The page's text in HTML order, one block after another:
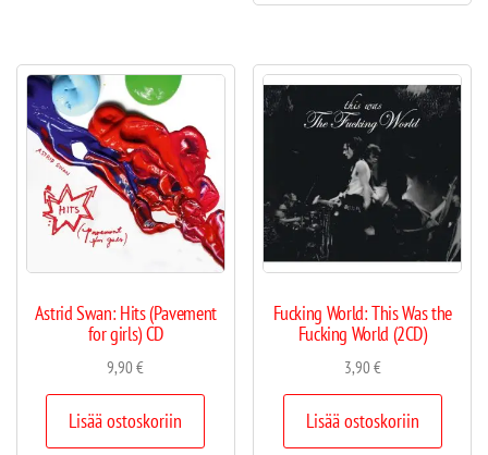
Astrid Swan: Hits (Pavement
for girls) CD
9,90€
Lisää ostoskoriin
Fucking World: This Was the
Fucking World (2CD)
3,90€
Lisää ostoskoriin